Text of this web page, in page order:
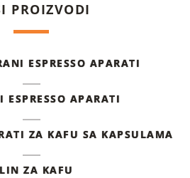
PROIZVODI
ESPRESSO APARATI
ESPRESSO APARATI
ZA KAFU SA KAPSULAMA
ZA KAFU